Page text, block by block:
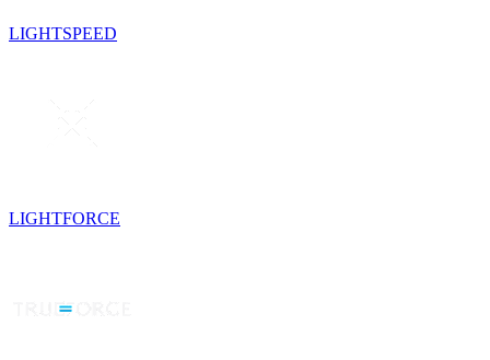
LIGHTSPEED
LIGHTFORCE